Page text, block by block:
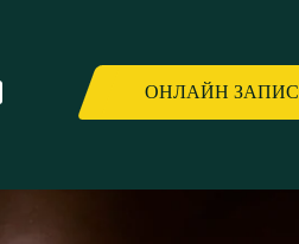
ОНЛАЙН ЗАПИС